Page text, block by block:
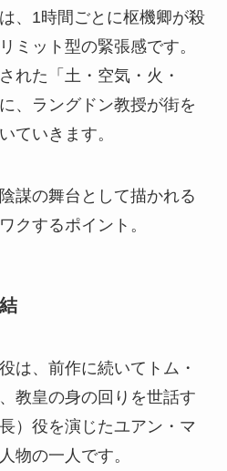
、1時間ごとに枢機卿が殺
ミット型の緊張感です。
れた「土・空気・火・
、ラングドン教授が街を
ていきます。
謀の舞台として描かれる
クするポイント。
は、前作に続いてトム・
教皇の身の回りを世話す
）役を演じたユアン・マ
物の一人です。